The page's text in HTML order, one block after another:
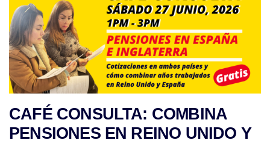
CAFÉ CONSULTA: COMBINA
PENSIONES EN REINO UNIDO Y